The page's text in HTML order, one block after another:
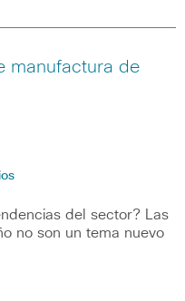
manufactura de
del sector? Las
no son un tema nuevo